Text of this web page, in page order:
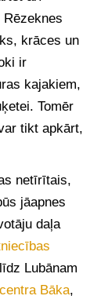
krāces un
ir
kajakiem,
Tomēr
tikt apkārt,
netīrītais,
jāapnes
daļa
Lubānam
Bāka,